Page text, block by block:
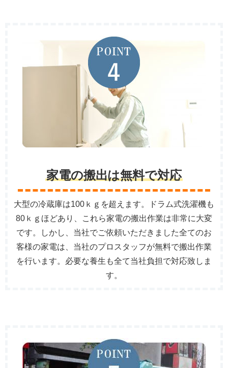
家電の搬出は無料で対応
大型の冷蔵庫は100ｋｇを超えます。ドラム式洗濯機も
80ｋｇほどあり、これら家電の搬出作業は非常に大変
です。しかし、当社でご依頼いただきました全てのお
客様の家電は、当社のプロスタッフが無料で搬出作業
を行います。必要な養生も全て当社負担で対応致しま
す。